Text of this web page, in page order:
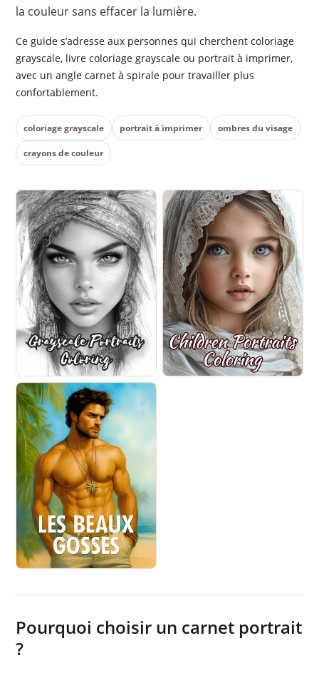
la couleur sans effacer la lumière.
Ce guide s’adresse aux personnes qui cherchent coloriage
grayscale, livre coloriage grayscale ou portrait à imprimer,
avec un angle carnet à spirale pour travailler plus
confortablement.
coloriage grayscale portrait à imprimer ombres du visage
crayons de couleur
Pourquoi choisir un carnet portrait
?